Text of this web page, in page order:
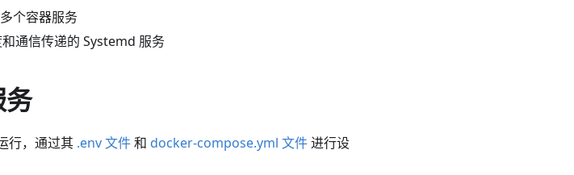
个容器服务
通信传递的 Systemd 服务
行，通过其 .env 文件和 docker-compose.yml 文件进行设